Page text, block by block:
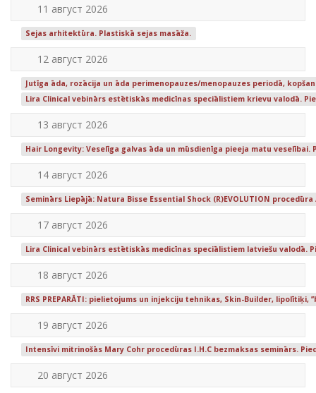
11 август 2026
Sejas arhitektūra. Plastiskā sejas masāža.
12 август 2026
Jutīga āda, rozācija un āda perimenopauzes/menopauzes periodā,
Lira Clinical vebinārs estētiskās medicīnas speciālistiem krievu valodā.
13 август 2026
Hair Longevity: Veselīga galvas āda un mūsdienīga pieeja matu veselībai.
14 август 2026
Seminārs Liepājā: Natura Bisse Essential Shock (R)EVOLUTION
17 август 2026
Lira Clinical vebinārs estētiskās medicīnas speciālistiem latviešu valodā.
18 август 2026
RRS PREPARĀTI: pielietojums un injekciju tehnikas, Skin-Builder, lipolītiķi,
19 август 2026
Intensīvi mitrinošās Mary Cohr procedūras I.H.C bezmaksas seminārs.
20 август 2026